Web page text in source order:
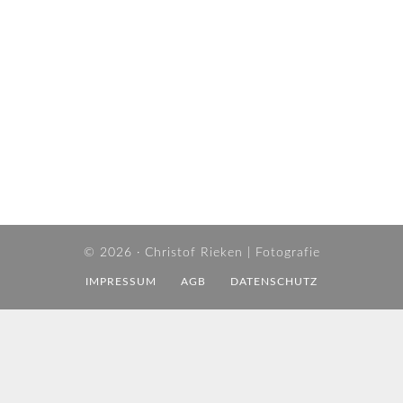
© 2026 · Christof Rieken | Fotografie
IMPRESSUM AGB DATENSCHUTZ